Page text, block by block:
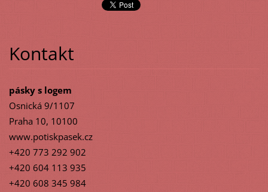
Kontakt
pásky s logem
Osnická 9/1107
Praha 10, 10100
www.potiskpasek.cz
+420 773 292 902
+420 604 113 935
+420 608 345 984